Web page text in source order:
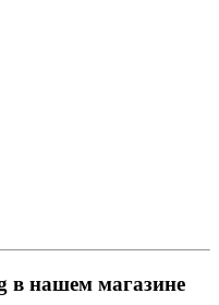
в нашем магазине